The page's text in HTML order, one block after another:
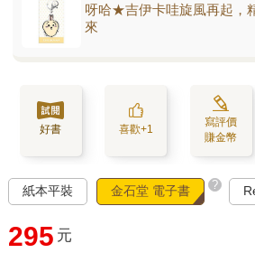
呀哈★吉伊卡哇旋風再起，
來
好書 喜歡+1
寫評價
賺金幣
紙本平裝 金石堂 電子書 ?
295 元